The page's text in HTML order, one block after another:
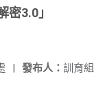
3.0」
發布人： 訓育組
|